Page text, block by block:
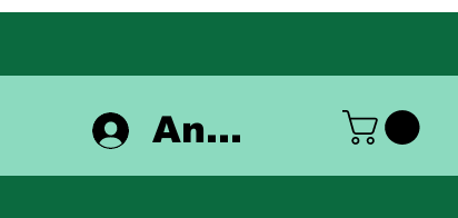
Anmelden